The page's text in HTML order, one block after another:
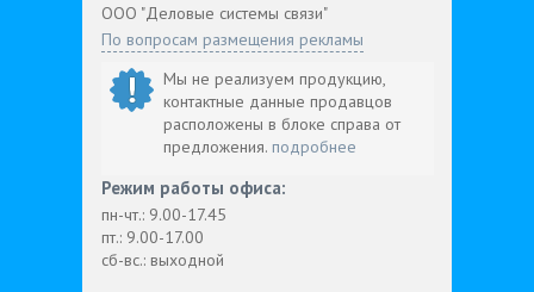
ООО "Деловые системы связи"
По вопросам размещения рекламы
Мы не реализуем продукцию,
контактные данные продавцов
расположены в блоке справа от
предложения. подробнее
Режим работы офиса:
пн-чт.: 9.00-17.45
пт.: 9.00-17.00
сб-вс.: выходной